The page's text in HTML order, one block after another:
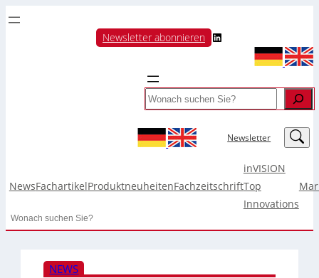
Newsletter abonnieren LinkedIn
Search
Newsletter LinkedIn
NewsFachartikelProduktneuheitenFachzeitschrift
inVISION
Top
Innovations
Search
NEWS